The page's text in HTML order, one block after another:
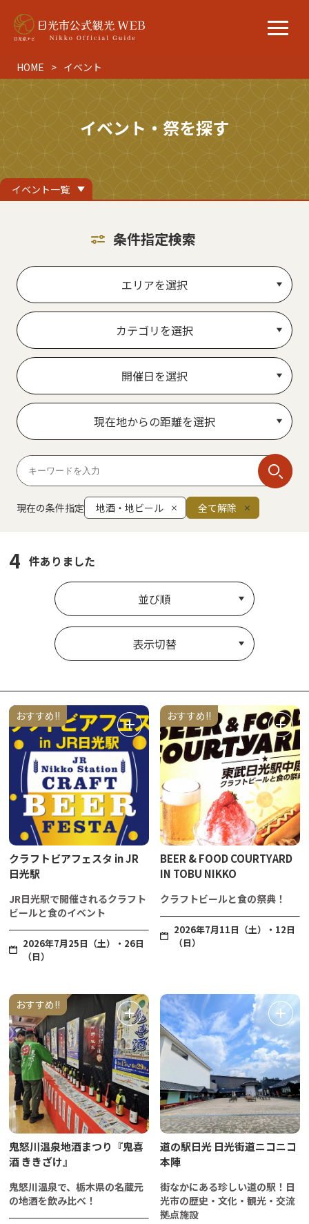
HOME イベント
イベント・祭を探す
イベント一覧
条件指定検索
エリアを選択
カテゴリを選択
開催日を選択
現在地からの距離を選択
現在の条件指定 地酒・地ビール 全て解除
4 件ありました
並び順
表示切替
おすすめ!!
クラフトビアフェスタ in JR
日光駅
JR日光駅で開催されるクラフト
ビールと食のイベント
2026年7月25日（土）・26日
（日）
おすすめ!!
BEER & FOOD COURTYARD
IN TOBU NIKKO
クラフトビールと食の祭典！
2026年7月11日（土）・12日
（日）
おすすめ!!
鬼怒川温泉地酒まつり『鬼喜
酒 ききざけ』
鬼怒川温泉で、栃木県の名蔵元
の地酒を飲み比べ！
道の駅日光 日光街道ニコニコ
本陣
街なかにある珍しい道の駅！日
光市の歴史・文化・観光・交流
拠点施設